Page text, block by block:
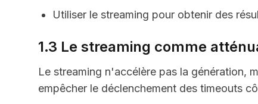
Utiliser le streaming pour obtenir des
1.3 Le streaming comme
Le streaming n'accélère pas la génération,
empêcher le déclenchement des timeouts